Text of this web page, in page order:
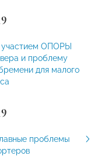
участием ОПОРЫ
и проблему
для малого
проблемы